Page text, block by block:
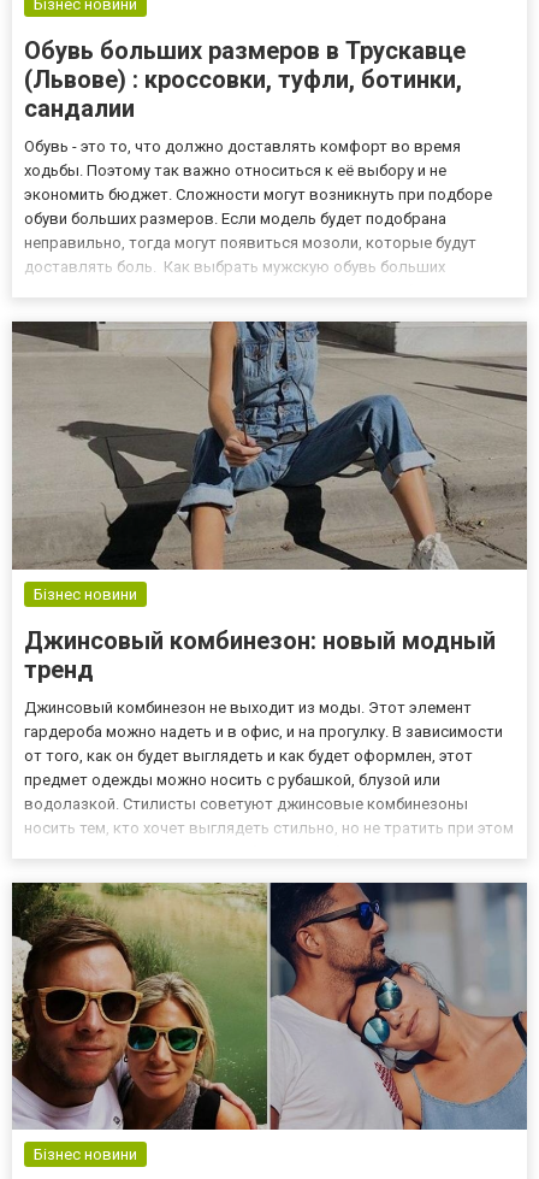
Бізнес новини
Обувь больших размеров в Трускавце
(Львове) : кроссовки, туфли, ботинки,
сандалии
Обувь - это то, что должно доставлять комфорт во время
ходьбы. Поэтому так важно относиться к её выбору и не
экономить бюджет. Сложности могут возникнуть при подборе
обуви больших размеров. Если модель будет подобрана
неправильно, тогда могут появиться мозоли, которые будут
доставлять боль. Как выбрать мужскую обувь больших
размеров в Трускав...
Бізнес новини
Джинсовый комбинезон: новый модный
тренд
Джинсовый комбинезон не выходит из моды. Этот элемент
гардероба можно надеть и в офис, и на прогулку. В зависимости
от того, как он будет выглядеть и как будет оформлен, этот
предмет одежды можно носить с рубашкой, блузой или
водолазкой. Стилисты советуют джинсовые комбинезоны
носить тем, кто хочет выглядеть стильно, но не тратить при этом
джинсов...
Бізнес новини